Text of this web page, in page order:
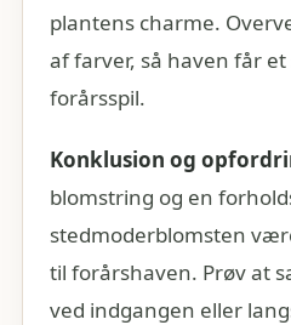
plantens charme.
af farver, så haven får
forårsspil.
Konklusion og
blomstring og en
stedmoderblomsten
til forårshaven. Prøv at
ved indgangen eller